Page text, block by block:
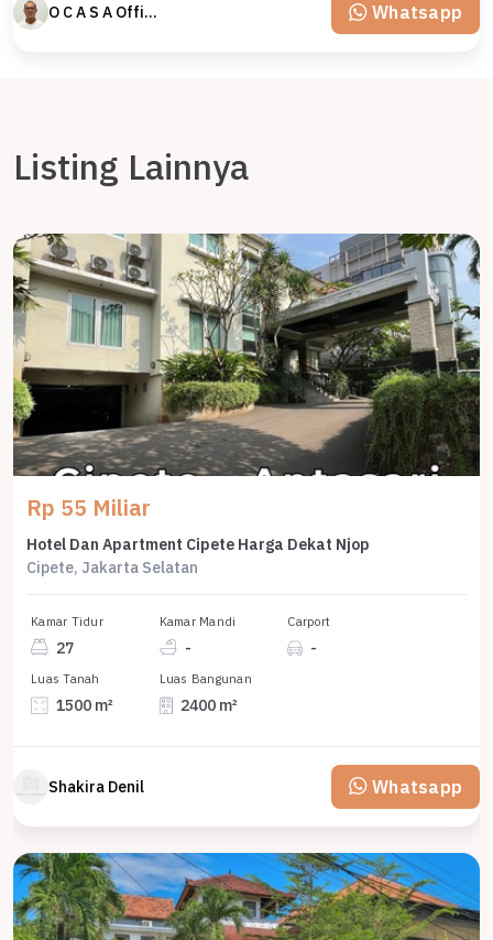
O C A S A Official property perfected Whatsapp
Listing Lainnya
Rp 55 Miliar
Hotel Dan Apartment Cipete Harga Dekat Njop
Cipete, Jakarta Selatan
Kamar Tidur
27
Kamar Mandi
-
Carport
-
Luas Tanah
1500 m²
Luas Bangunan
2400 m²
Shakira Denil Whatsapp